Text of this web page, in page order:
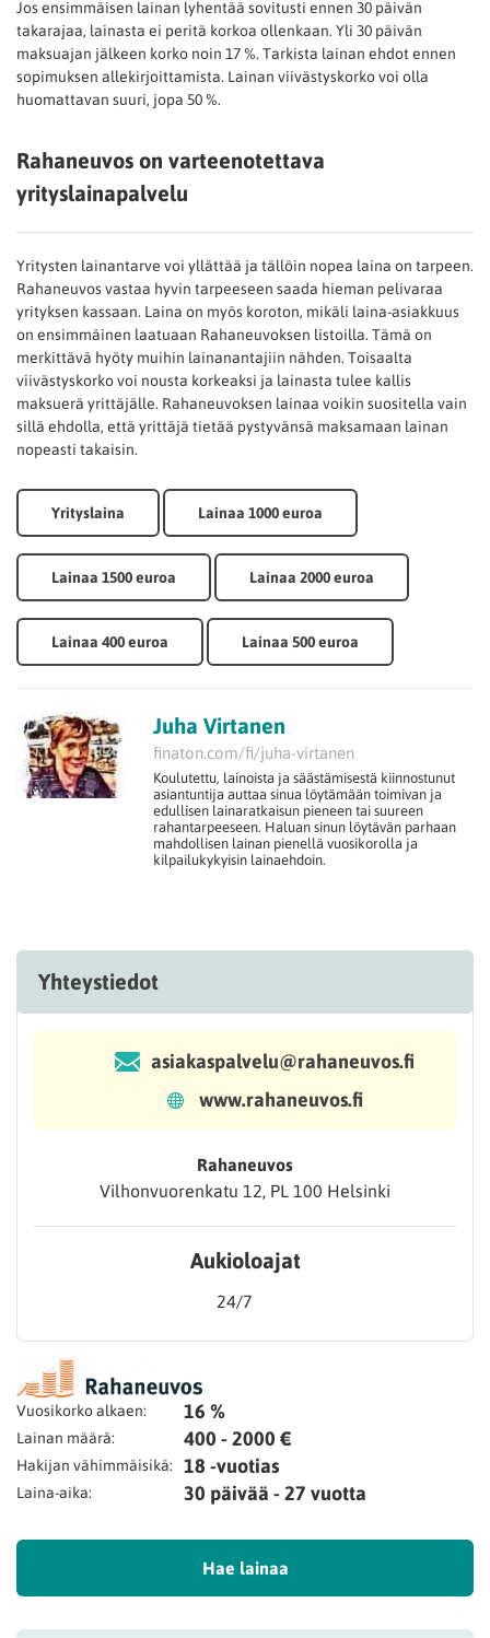
Jos ensimmäisen lainan lyhentää sovitusti ennen 30 päivän
takarajaa, lainasta ei peritä korkoa ollenkaan. Yli 30 päivän
maksuajan jälkeen korko noin 17 %. Tarkista lainan ehdot ennen
sopimuksen allekirjoittamista. Lainan viivästyskorko voi olla
huomattavan suuri, jopa 50 %.
Rahaneuvos on varteenotettava
yrityslainapalvelu
Yritysten lainantarve voi yllättää ja tällöin nopea laina on tarpeen.
Rahaneuvos vastaa hyvin tarpeeseen saada hieman pelivaraa
yrityksen kassaan. Laina on myös koroton, mikäli laina-asiakkuus
on ensimmäinen laatuaan Rahaneuvoksen listoilla. Tämä on
merkittävä hyöty muihin lainanantajiin nähden. Toisaalta
viivästyskorko voi nousta korkeaksi ja lainasta tulee kallis
maksuerä yrittäjälle. Rahaneuvoksen lainaa voikin suositella vain
sillä ehdolla, että yrittäjä tietää pystyvänsä maksamaan lainan
nopeasti takaisin.
Yrityslaina Lainaa 1000 euroa
Lainaa 1500 euroa Lainaa 2000 euroa
Lainaa 400 euroa Lainaa 500 euroa
Juha Virtanen
finaton.com/fi/juha-virtanen
Koulutettu, lainoista ja säästämisestä kiinnostunut
asiantuntija auttaa sinua löytämään toimivan ja
edullisen lainaratkaisun pieneen tai suureen
rahantarpeeseen. Haluan sinun löytävän parhaan
mahdollisen lainan pienellä vuosikorolla ja
kilpailukykyisin lainaehdoin.
Yhteystiedot
asiakaspalvelu@rahaneuvos.fi
www.rahaneuvos.fi
Rahaneuvos
Vilhonvuorenkatu 12, PL 100 Helsinki
Aukioloajat
24/7
Vuosikorko alkaen: 16 %
Lainan määrä: 400 - 2000 €
Hakijan vähimmäisikä: 18 -vuotias
Laina-aika: 30 päivää - 27 vuotta
Hae lainaa